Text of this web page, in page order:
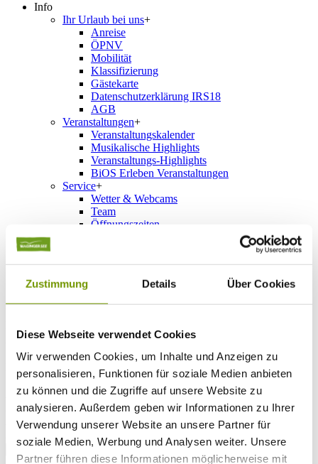
Zustimmung Details Über Cookies
Diese Webseite verwendet Cookies
Wir verwenden Cookies, um Inhalte und Anzeigen zu
personalisieren, Funktionen für soziale Medien anbieten
zu können und die Zugriffe auf unsere Website zu
analysieren. Außerdem geben wir Informationen zu Ihrer
Verwendung unserer Website an unsere Partner für
soziale Medien, Werbung und Analysen weiter. Unsere
Partner führen diese Informationen möglicherweise mit
Info
Ihr Urlaub bei uns+
Anreise
ÖPNV
Mobilität
Klassifizierung
Gästekarte
Datenschutzerklärung IRS18
AGB
Veranstaltungen+
Veranstaltungskalender
Musikalische Highlights
Veranstaltungs-Highlights
BiOS Erleben Veranstaltungen
Service+
Wetter & Webcams
Team
Öffnungszeiten
Social Media
Anreise*
Nächte
Erwachsene
Kinder
Alter Kind 1
Alter Kind 2
Alter Kind 3